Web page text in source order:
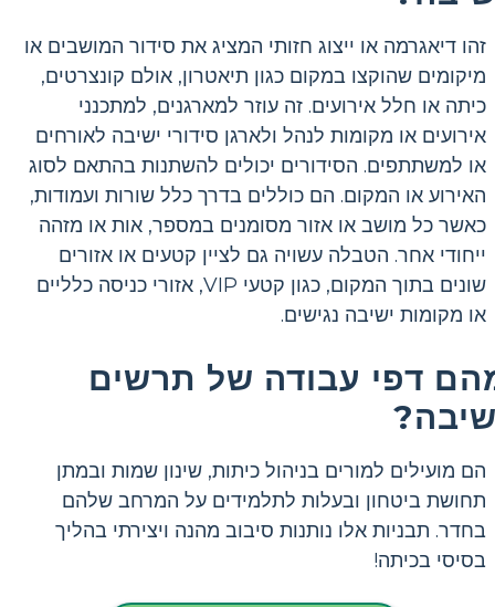
זהו דיאגרמה או ייצוג חזותי המציג את סידור המושבים או
מיקומים שהוקצו במקום כגון תיאטרון, אולם קונצרטים,
כיתה או חלל אירועים. זה עוזר למארגנים, למתכנני
אירועים או מקומות לנהל ולארגן סידורי ישיבה לאורחים
או למשתתפים. הסידורים יכולים להשתנות בהתאם לסוג
האירוע או המקום. הם כוללים בדרך כלל שורות ועמודות,
כאשר כל מושב או אזור מסומנים במספר, אות או מזהה
ייחודי אחר. הטבלה עשויה גם לציין קטעים או אזורים
שונים בתוך המקום, כגון קטעי VIP, אזורי כניסה כלליים
או מקומות ישיבה נגישים.
דפי עבודה של תרשים
הם מועילים למורים בניהול כיתות, שינון שמות ובמתן
תחושת ביטחון ובעלות לתלמידים על המרחב שלהם
בחדר. תבניות אלו נותנות סיבוב מהנה ויצירתי בהליך
בסיסי בכיתה!